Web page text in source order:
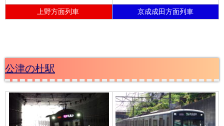
上野方面列車 京成成田方面列車
公津の杜駅